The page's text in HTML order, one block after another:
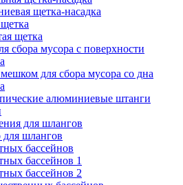
щетка-насадка
щетка
сбора мусора с поверхности
для сбора мусора со дна
алюминиевые штанги
для шлангов
шлангов
бассейнов
бассейнов 1
бассейнов 2